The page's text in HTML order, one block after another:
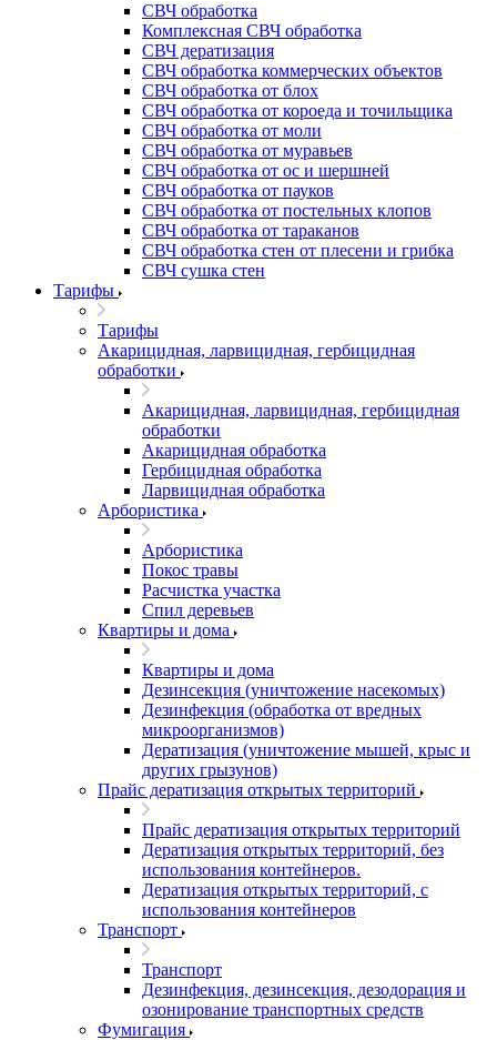
СВЧ обработка
Комплексная СВЧ обработка
СВЧ дератизация
СВЧ обработка коммерческих объектов
СВЧ обработка от блох
СВЧ обработка от короеда и точильщика
СВЧ обработка от моли
СВЧ обработка от муравьев
СВЧ обработка от ос и шершней
СВЧ обработка от пауков
СВЧ обработка от постельных клопов
СВЧ обработка от тараканов
СВЧ обработка стен от плесени и грибка
СВЧ сушка стен
Тарифы
Тарифы
Акарицидная, ларвицидная, гербицидная
обработки
Акарицидная, ларвицидная, гербицидная
обработки
Акарицидная обработка
Гербицидная обработка
Ларвицидная обработка
Арбористика
Арбористика
Покос травы
Расчистка участка
Спил деревьев
Квартиры и дома
Квартиры и дома
Дезинсекция (уничтожение насекомых)
Дезинфекция (обработка от вредных
микроорганизмов)
Дератизация (уничтожение мышей, крыс и
других грызунов)
Прайс дератизация открытых территорий
Прайс дератизация открытых территорий
Дератизация открытых территорий, без
использования контейнеров.
Дератизация открытых территорий, с
использования контейнеров
Транспорт
Транспорт
Дезинфекция, дезинсекция, дезодорация и
озонирование транспортных средств
Фумигация